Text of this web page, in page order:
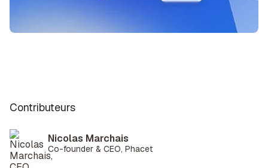
Contributeurs
Nicolas Marchais
Co-founder & CEO, Phacet